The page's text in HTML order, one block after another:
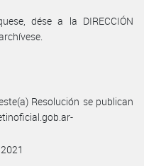
dése a la DIRECCIÓN
Resolución se publican